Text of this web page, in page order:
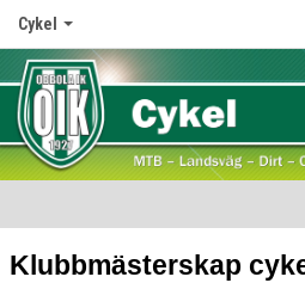
Cykel
Klubbmästerskap